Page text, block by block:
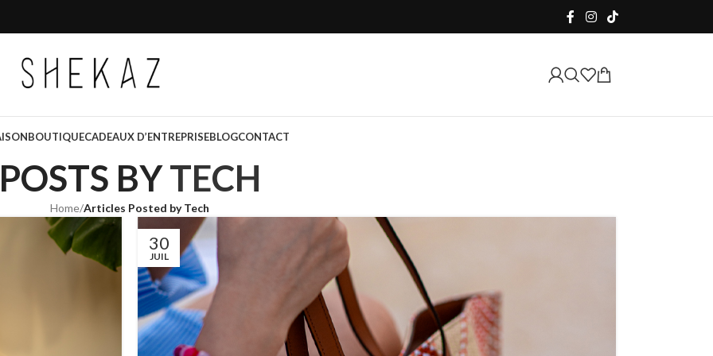
BOUTIQUECADEAUX D’ENTREPRISEBLOGCONTACT
BYTECH
Home/Articles Posted by Tech
30
JUIL